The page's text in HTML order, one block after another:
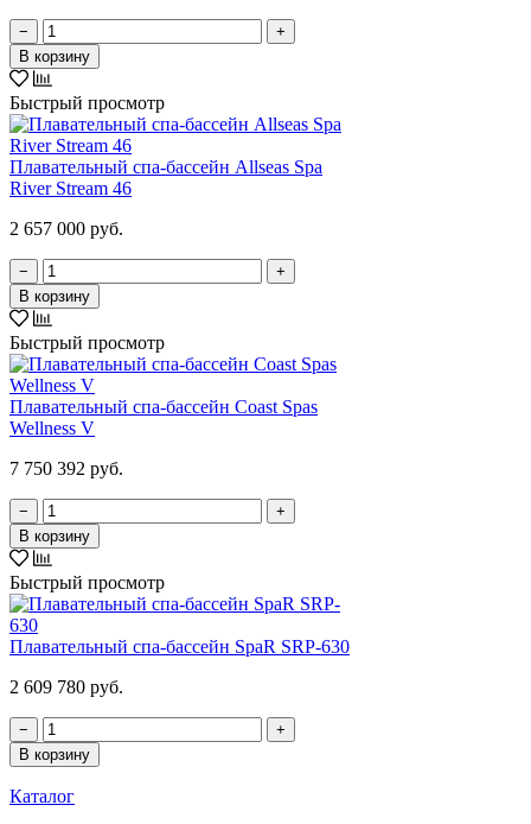
−
+
В корзину
Быстрый просмотр
Плавательный спа-бассейн Allseas Spa
River Stream 46
2 657 000 руб.
−
+
В корзину
Быстрый просмотр
Плавательный спа-бассейн Coast Spas
Wellness V
7 750 392 руб.
−
+
В корзину
Быстрый просмотр
Плавательный спа-бассейн SpaR SRP-630
2 609 780 руб.
−
+
В корзину
Каталог